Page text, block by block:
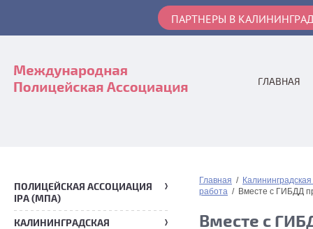
ПАРТНЕРЫ В
ГЛАВНАЯ
ПОЛИЦЕЙСКАЯ АССОЦИАЦИЯ
IPA (МПА)
КАЛИНИНГРАДСКАЯ
Главная /
работа / Вместе с ГИБДД
Вместе с